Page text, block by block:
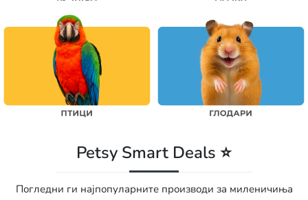
Petsy Smart Deals ⭐
Погледни ги најпопуларните производи за миленичиња